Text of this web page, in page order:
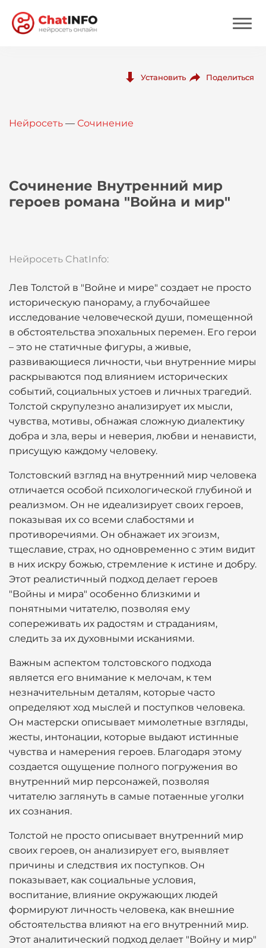
Вход
Установить Поделиться
Нейросеть — Сочинение
Сочинение Внутренний мир
героев романа "Война и мир"
Нейросеть ChatInfo:
Лев Толстой в "Войне и мире" создает не просто
историческую панораму, а глубочайшее
исследование человеческой души, помещенной
в обстоятельства эпохальных перемен. Его герои
– это не статичные фигуры, а живые,
развивающиеся личности, чьи внутренние миры
раскрываются под влиянием исторических
событий, социальных устоев и личных трагедий.
Толстой скрупулезно анализирует их мысли,
чувства, мотивы, обнажая сложную диалектику
добра и зла, веры и неверия, любви и ненависти,
присущую каждому человеку.
Толстовский взгляд на внутренний мир человека
отличается особой психологической глубиной и
реализмом. Он не идеализирует своих героев,
показывая их со всеми слабостями и
противоречиями. Он обнажает их эгоизм,
тщеславие, страх, но одновременно с этим видит
в них искру божью, стремление к истине и добру.
Этот реалистичный подход делает героев
"Войны и мира" особенно близкими и
понятными читателю, позволяя ему
сопереживать их радостям и страданиям,
следить за их духовными исканиями.
Важным аспектом толстовского подхода
является его внимание к мелочам, к тем
незначительным деталям, которые часто
определяют ход мыслей и поступков человека.
Он мастерски описывает мимолетные взгляды,
жесты, интонации, которые выдают истинные
чувства и намерения героев. Благодаря этому
создается ощущение полного погружения во
внутренний мир персонажей, позволяя
читателю заглянуть в самые потаенные уголки
их сознания.
Толстой не просто описывает внутренний мир
своих героев, он анализирует его, выявляет
причины и следствия их поступков. Он
показывает, как социальные условия,
воспитание, влияние окружающих людей
формируют личность человека, как внешние
обстоятельства влияют на его внутренний мир.
Этот аналитический подход делает "Войну и мир"